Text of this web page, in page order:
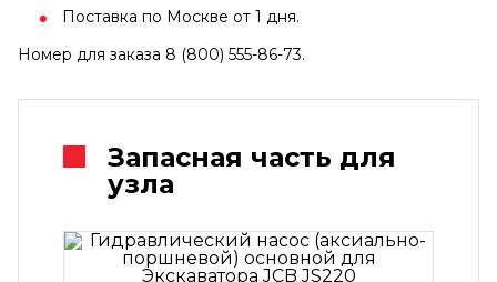
Поставка по Москве от 1 дня.
Номер для заказа 8 (800) 555-86-73.
Запасная часть для
узла